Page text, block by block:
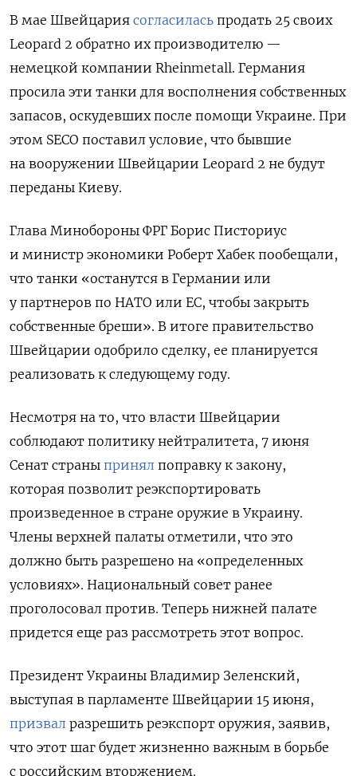
В мае Швейцария согласилась продать 25 своих
Leopard 2 обратно их производителю —
немецкой компании Rheinmetall. Германия
просила эти танки для восполнения собственных
запасов, оскудевших после помощи Украине. При
этом SECO поставил условие, что бывшие
на вооружении Швейцарии Leopard 2 не будут
переданы Киеву.
Глава Минобороны ФРГ Борис Писториус
и министр экономики Роберт Хабек пообещали,
что танки «останутся в Германии или
у партнеров по НАТО или ЕС, чтобы закрыть
собственные бреши». В итоге правительство
Швейцарии одобрило сделку, ее планируется
реализовать к следующему году.
Несмотря на то, что власти Швейцарии
соблюдают политику нейтралитета, 7 июня
Сенат страны принял поправку к закону,
которая позволит реэкспортировать
произведенное в стране оружие в Украину.
Члены верхней палаты отметили, что это
должно быть разрешено на «определенных
условиях». Национальный совет ранее
проголосовал против. Теперь нижней палате
придется еще раз рассмотреть этот вопрос.
Президент Украины Владимир Зеленский,
выступая в парламенте Швейцарии 15 июня,
призвал разрешить реэкспорт оружия, заявив,
что этот шаг будет жизненно важным в борьбе
с российским вторжением.